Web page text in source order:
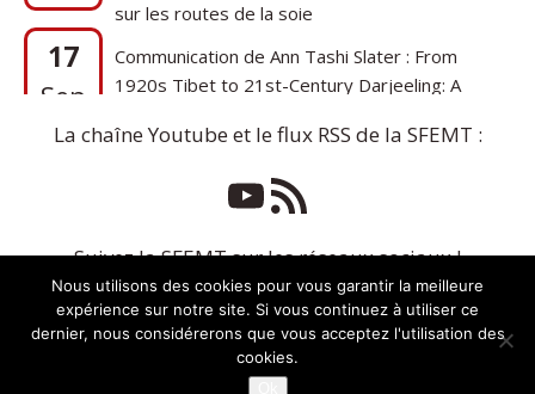
17
Sep
1920s Tibet to 21st-Century Darjeeling: A
Tibetan Family History
La chaîne Youtube et le flux RSS de la SFEMT :
Suivez la SFEMT sur les réseaux sociaux !
Nous utilisons des cookies pour vous garantir la meilleure
expérience sur notre site. Si vous continuez à utiliser ce
dernier, nous considérerons que vous acceptez l'utilisation des
cookies.